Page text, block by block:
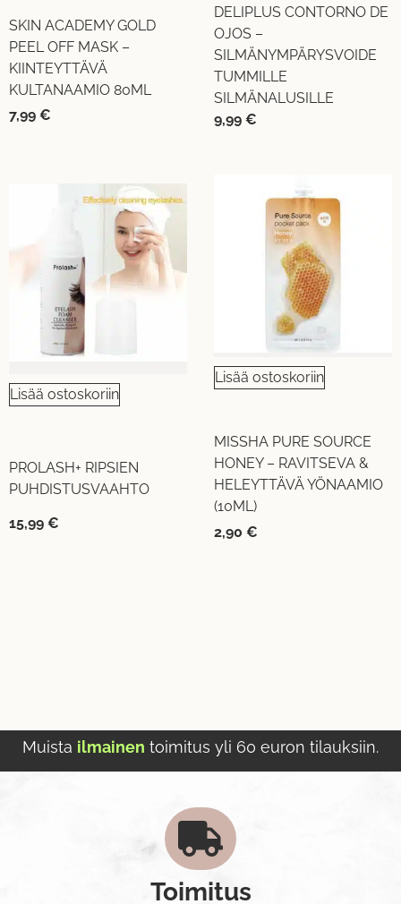
SKIN ACADEMY GOLD
PEEL OFF MASK –
KIINTEYTTÄVÄ
KULTANAAMIO 80ML
7,99 €
DELIPLUS CONTORNO DE
OJOS –
SILMÄNYMPÄRYSVOIDE
TUMMILLE
SILMÄNALUSILLE
9,99 €
Lisää ostoskoriin
PROLASH+ RIPSIEN
PUHDISTUSVAAHTO
15,99 €
Lisää ostoskoriin
MISSHA PURE SOURCE
HONEY – RAVITSEVA &
HELEYTTÄVÄ YÖNAAMIO
(10ML)
2,90 €
Muista ilmainen toimitus yli 60 euron tilauksiin.
Toimitus